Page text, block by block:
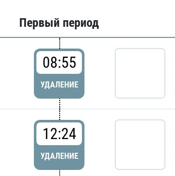
Первый период
08:55
УДАЛЕНИЕ
12:24
УДАЛЕНИЕ